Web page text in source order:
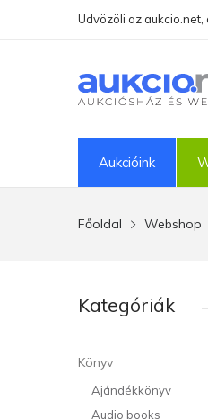
Üdvözöli az
Aukcióink
Főoldal Webshop
Kategóriák
Könyv
Ajándékkönyv
Audio books